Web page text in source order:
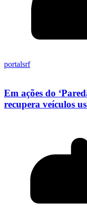
portalsrf
Em ações do
recupera veículos